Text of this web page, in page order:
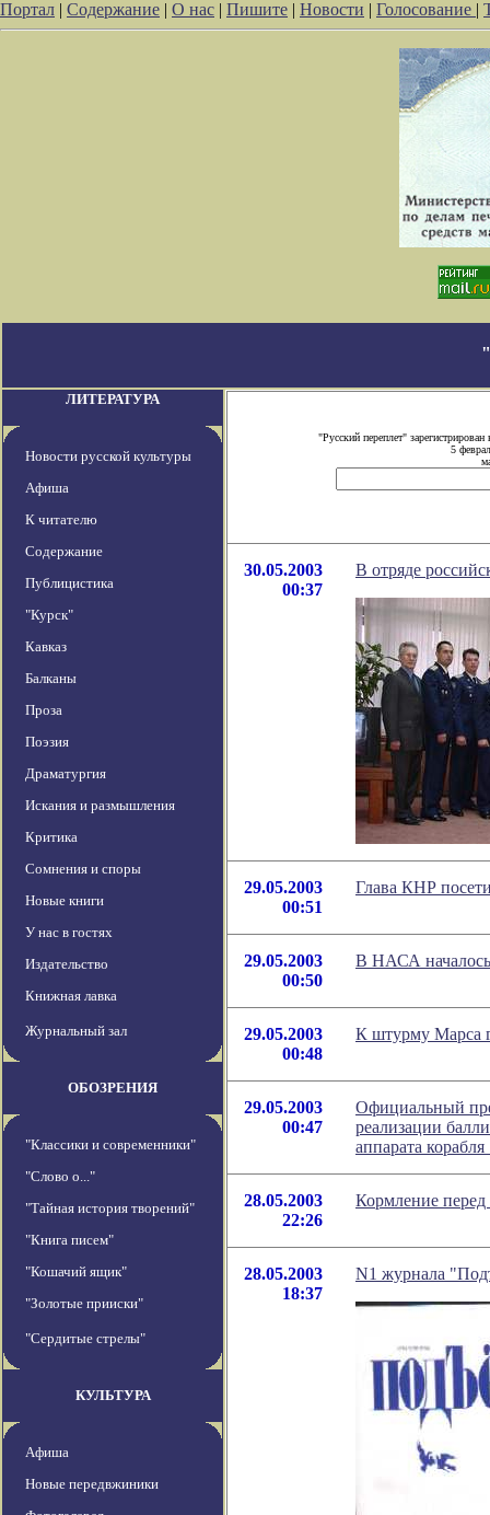
Портал | Содержание | О нас | Пишите | Новости | Голосование |
ЛИТЕРАТУРА
Новости русской культуры
Афиша
К читателю
Содержание
Публицистика
"Курск"
Кавказ
Балканы
Проза
Поэзия
Драматургия
Искания и размышления
Критика
Сомнения и споры
Новые книги
У нас в гостях
Издательство
Книжная лавка
Журнальный зал
ОБОЗРЕНИЯ
"Классики и современники"
"Слово о..."
"Тайная история творений"
"Книга писем"
"Кошачий ящик"
"Золотые прииски"
"Сердитые стрелы"
КУЛЬТУРА
Афиша
Новые передвжиники
"Русский переплет"
5
30.05.2003
00:37
В отряде
29.05.2003
00:51
Глава КНР
29.05.2003
00:50
В НАСА началось
29.05.2003
00:48
К штурму Марса
29.05.2003
00:47
Официальный
реализации
аппарата
28.05.2003
22:26
Кормление
28.05.2003
18:37
N1 журнала